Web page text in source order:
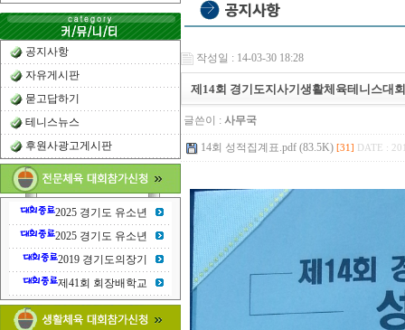
공지사항
자유게시판
묻고답하기
테니스뉴스
후원사광고게시판
2025 경기도 유소년
2025 경기도 유소년
2019 경기도의장기
제41회 회장배학교
작성일 : 14-03-30 18:28
제14회 경기도지사기생활체육테니스대
글쓴이 : 사무국
14회 성적집계표.pdf (83.5K) [31] DATE :